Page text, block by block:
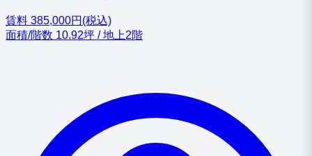
賃料 385,000円(税込)
面積/階数 10.92坪 / 地上2階